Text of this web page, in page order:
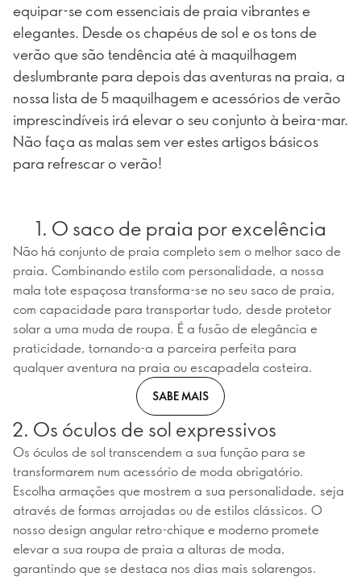
equipar-se com essenciais de praia vibrantes e
elegantes. Desde os chapéus de sol e os tons de
verão que são tendência até à maquilhagem
deslumbrante para depois das aventuras na praia, a
nossa lista de 5 maquilhagem e acessórios de verão
imprescindíveis irá elevar o seu conjunto à beira-mar.
Não faça as malas sem ver estes artigos básicos
para refrescar o verão!
1. O saco de praia por excelência
Não há conjunto de praia completo sem o melhor saco de
praia. Combinando estilo com personalidade, a nossa
mala tote espaçosa transforma-se no seu saco de praia,
com capacidade para transportar tudo, desde protetor
solar a uma muda de roupa. É a fusão de elegância e
praticidade, tornando-a a parceira perfeita para
qualquer aventura na praia ou escapadela costeira.
SABE MAIS
2. Os óculos de sol expressivos
Os óculos de sol transcendem a sua função para se
transformarem num acessório de moda obrigatório.
Escolha armações que mostrem a sua personalidade, seja
através de formas arrojadas ou de estilos clássicos. O
nosso design angular retro-chique e moderno promete
elevar a sua roupa de praia a alturas de moda,
garantindo que se destaca nos dias mais solarengos.